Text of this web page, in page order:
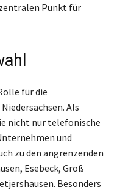
Punkt für
für die
Als
nicht nur telefonische
und
zu den angrenzenden
Esebeck, Groß
Besonders